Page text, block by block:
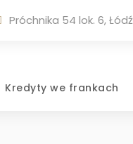
Próchnika 54 lok. 6, Łódź
Kredyty we frankach